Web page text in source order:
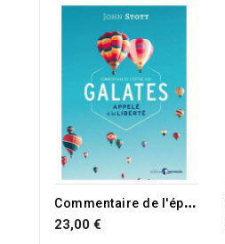
C
ommentaire de l'épître aux Galates
23,00 €